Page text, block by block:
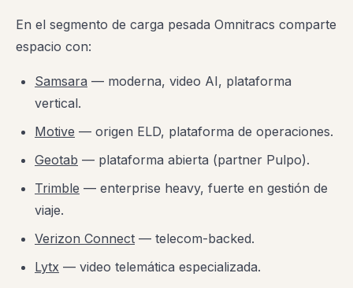
En el segmento de carga pesada Omnitracs comparte
espacio con:
Samsara — moderna, video AI, plataforma
vertical.
Motive — origen ELD, plataforma de operaciones.
Geotab — plataforma abierta (partner Pulpo).
Trimble — enterprise heavy, fuerte en gestión de
viaje.
Verizon Connect — telecom-backed.
Lytx — video telemática especializada.